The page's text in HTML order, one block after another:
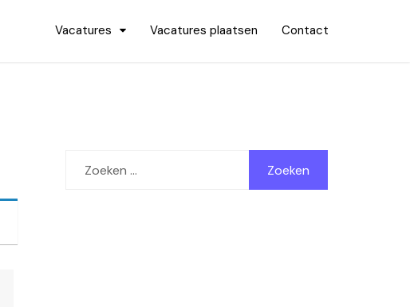
Vacatures Vacatures plaatsen Contact
naar: